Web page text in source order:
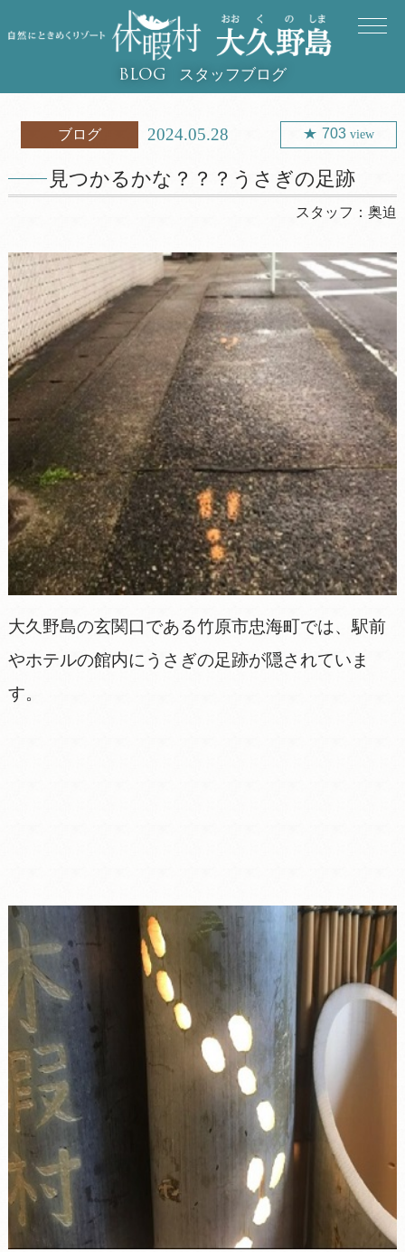
BLOG スタッフブログ
ブログ 2024.05.28 703 view
見つかるかな？？？うさぎの足跡
スタッフ：奥迫
大久野島の玄関口である竹原市忠海町では、駅前
やホテルの館内にうさぎの足跡が隠されていま
す。